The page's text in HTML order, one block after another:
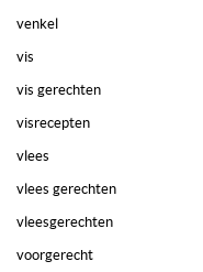
venkel
vis
vis gerechten
visrecepten
vlees
vlees gerechten
vleesgerechten
voorgerecht